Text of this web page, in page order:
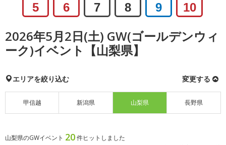
5 6 7 8 9 10
2026年5月2日(土) GW(ゴールデンウィ
ーク)イベント【山梨県】
エリアを絞り込む 変更する
甲信越 新潟県 山梨県 長野県
山梨県のGWイベント 20件ヒットしました